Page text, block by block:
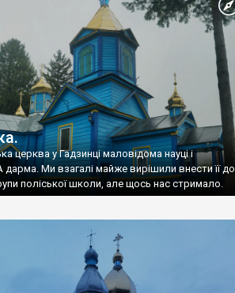
церква у Гадзинці маловідома науці і
дарма. Ми взагалі майже вирішили внести її до
поліської школи, але щось нас стримало.